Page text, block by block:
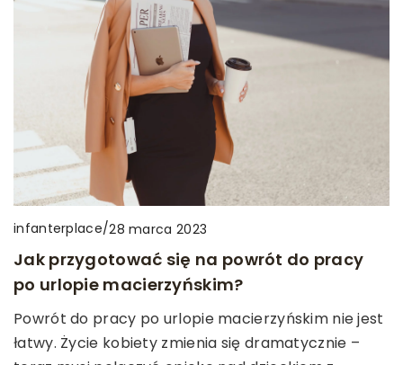
infanterplace/28 marca 2023
Jak przygotować się na powrót do pracy
po urlopie macierzyńskim?
Powrót do pracy po urlopie macierzyńskim nie jest
łatwy. Życie kobiety zmienia się dramatycznie –